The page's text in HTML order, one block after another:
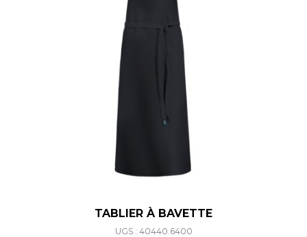
TABLIER À BAVETTE
UGS : 40440.6400